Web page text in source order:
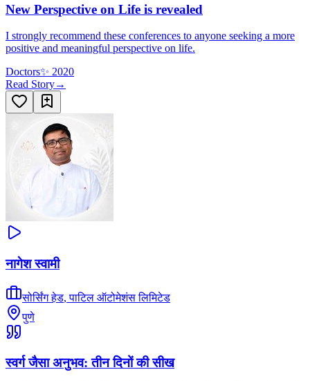
New Perspective on Life is revealed
I strongly recommend these conferences to anyone seeking a more
positive and meaningful perspective on life.
Doctors✨ 2020
Read Story→
नागेश स्वामी
सोर्सिंग हेड,पाटिल ऑटोमेशंस लिमिटेड
पुणे
स्वर्ग जैसा अनुभव: तीन दिनों की सीख